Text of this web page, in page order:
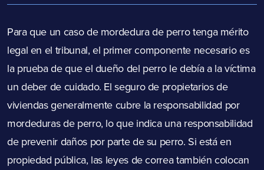
Para que un caso de mordedura de perro tenga mérito
legal en el tribunal, el primer componente necesario es
la prueba de que el dueño del perro le debía a la víctima
un deber de cuidado. El seguro de propietarios de
viviendas generalmente cubre la responsabilidad por
mordeduras de perro, lo que indica una responsabilidad
de prevenir daños por parte de su perro. Si está en
propiedad pública, las leyes de correa también colocan